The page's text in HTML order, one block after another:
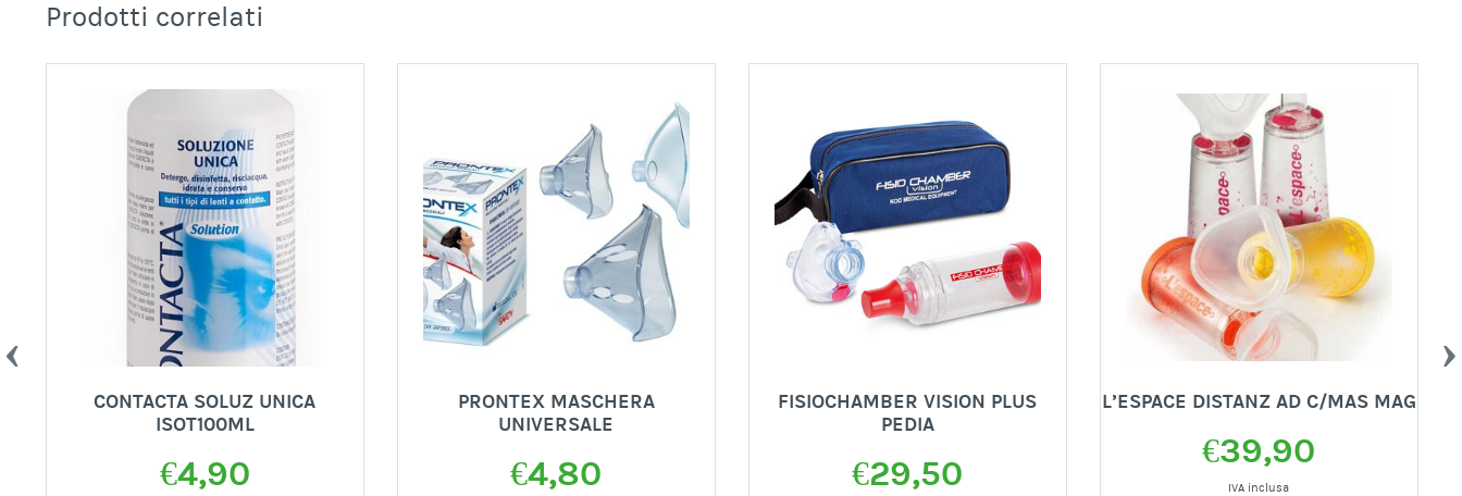
Prodotti correlati
CONTACTA SOLUZ UNICA
ISOT100ML
€4,90
PRONTEX MASCHERA
UNIVERSALE
€4,80
FISIOCHAMBER VISION PLUS
PEDIA
€29,50
L’ESPACE DISTANZ AD C/MAS MAG
€39,90
IVA inclusa